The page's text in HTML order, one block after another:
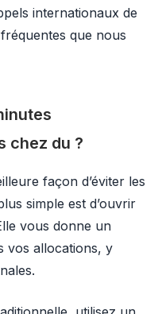
internationaux de
que nous
chez du ?
façon d’éviter les
simple est d’ouvrir
vous donne un
vos allocations, y